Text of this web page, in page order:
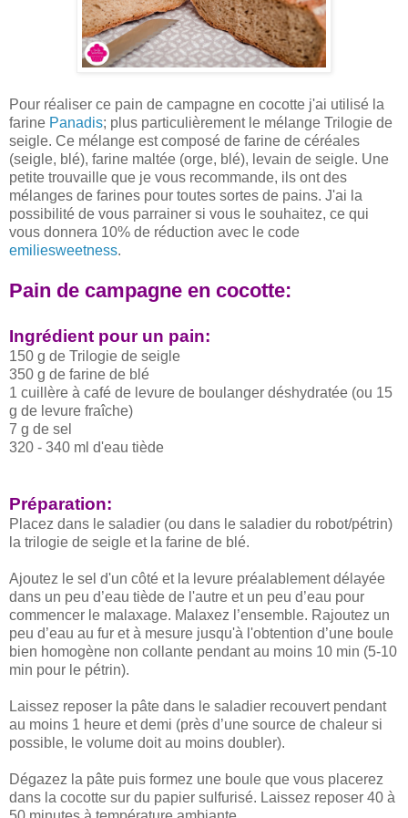
Pour réaliser ce pain de campagne en cocotte j'ai utilisé la
farine Panadis; plus particulièrement le mélange Trilogie de
seigle. Ce mélange est composé de farine de céréales
(seigle, blé), farine maltée (orge, blé), levain de seigle. Une
petite trouvaille que je vous recommande, ils ont des
mélanges de farines pour toutes sortes de pains. J'ai la
possibilité de vous parrainer si vous le souhaitez, ce qui
vous donnera 10% de réduction avec le code
emiliesweetness.
Pain de campagne en cocotte:
Ingrédient pour un pain:
150 g de Trilogie de seigle
350 g de farine de blé
1 cuillère à café de levure de boulanger déshydratée (ou 15
g de levure fraîche)
7 g de sel
320 - 340 ml d'eau tiède
Préparation:
Placez dans le saladier (ou dans le saladier du robot/pétrin)
la trilogie de seigle et la farine de blé.
Ajoutez le sel d'un côté et la levure préalablement délayée
dans un peu d’eau tiède de l'autre et un peu d’eau pour
commencer le malaxage. Malaxez l’ensemble. Rajoutez un
peu d’eau au fur et à mesure jusqu'à l'obtention d’une boule
bien homogène non collante pendant au moins 10 min (5-10
min pour le pétrin).
Laissez reposer la pâte dans le saladier recouvert pendant
au moins 1 heure et demi (près d’une source de chaleur si
possible, le volume doit au moins doubler).
Dégazez la pâte puis formez une boule que vous placerez
dans la cocotte sur du papier sulfurisé. Laissez reposer 40 à